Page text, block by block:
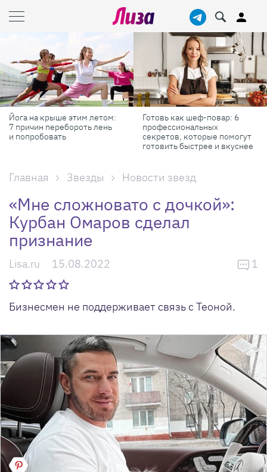
Йога на крыше этим летом:
7 причин перебороть лень
и попробовать
Готовь как шеф-повар: 6
профессиональных
секретов, которые помогут
готовить быстрее и вкуснее
Главная Звезды Новости звезд
«Мне сложновато с дочкой»:
Курбан Омаров сделал
признание
Lisa.ru 15.08.2022 1
Бизнесмен не поддерживает связь с Теоной.